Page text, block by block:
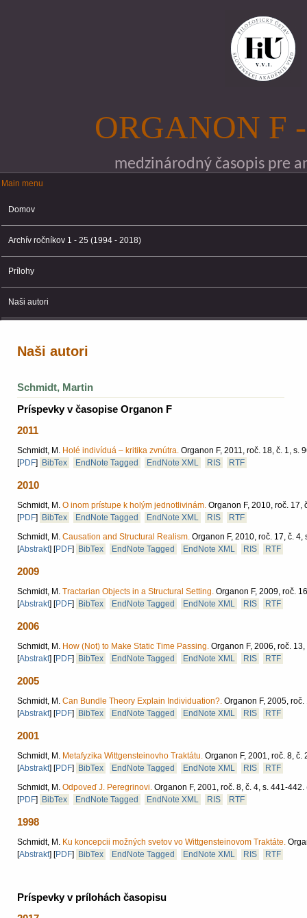
ORGANON F
medzinárodný časopis pre
Main menu
Main menu
Domov
Archív ročníkov 1 - 25 (1994 - 2018)
Prílohy
Naši autori
Naši autori
Schmidt, Martin
Príspevky v časopise Organon F
2011
Schmidt, M. Holé indivíduá – kritika zvnútra. Organon F, 2011, roč. 18, č. 1, s.
[PDF] BibTex EndNote Tagged EndNote XML RIS RTF
2010
Schmidt, M. O inom prístupe k holým jednotlivinám. Organon F, 2010, roč. 17,
[PDF] BibTex EndNote Tagged EndNote XML RIS
RTF
Schmidt, M. Causation and Structural Realism. Organon F, 2010, roč. 17, č. 4,
[Abstrakt] [PDF] BibTex EndNote Tagged EndNote XML RIS RTF
2009
Schmidt, M. Tractarian Objects in a Structural Setting. Organon F, 2009, roč.
[Abstrakt] [PDF] BibTex EndNote Tagged EndNote XML RIS RTF
2006
Schmidt, M. How (Not) to Make Static Time Passing. Organon F, 2006, roč.
[Abstrakt] [PDF] BibTex EndNote Tagged EndNote XML RIS RTF
2005
Schmidt, M. Can Bundle Theory Explain Individuation?. Organon F, 2005, roč.
[Abstrakt] [PDF] BibTex EndNote Tagged EndNote XML RIS RTF
2001
Schmidt, M. Metafyzika Wittgensteinovho Traktátu. Organon F, 2001, roč. 8, č.
[Abstrakt] [PDF] BibTex EndNote Tagged EndNote XML RIS
RTF
Schmidt, M. Odpoveď J. Peregrinovi. Organon F, 2001, roč. 8, č. 4, s. 441-442.
[PDF] BibTex EndNote Tagged EndNote XML RIS RTF
1998
Schmidt, M. Ku koncepcii možných svetov vo Wittgensteinovom Traktáte.
[Abstrakt] [PDF] BibTex EndNote Tagged EndNote XML RIS RTF
Príspevky v prílohách časopisu